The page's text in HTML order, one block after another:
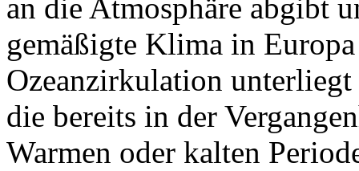
an die Atmosphäre abgibt
gemäßigte Klima in
Ozeanzirkulation
die bereits in der
Warmen oder kalten